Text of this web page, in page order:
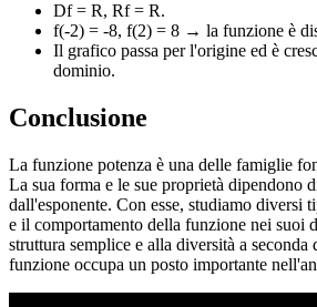
Df = R, Rf = R.
f(-2) = -8, f(2) = 8 → la funzione è
Il grafico passa per l'origine ed è
dominio.
Conclusione
La funzione potenza è una delle famiglie
La sua forma e le sue proprietà dipendono
dall'esponente. Con esse, studiamo diversi
e il comportamento della funzione nei suoi
struttura semplice e alla diversità a
funzione occupa un posto importante